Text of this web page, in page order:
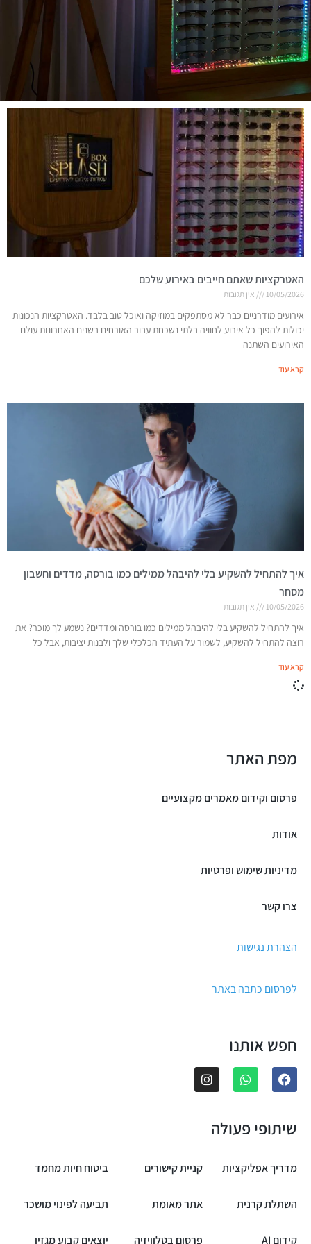
האטרקציות שאתם חייבים באירוע שלכם
10/05/2026 אין תגובות
אירועים מודרניים כבר לא מסתפקים במוזיקה ואוכל טוב בלבד. האטרקציות הנכונות
יכולות להפוך כל אירוע לחוויה בלתי נשכחת עבור האורחים בשנים האחרונות עולם
האירועים השתנה
קרא עוד
איך להתחיל להשקיע בלי להיבהל ממילים כמו בורסה, מדדים וחשבון
מסחר
10/05/2026 אין תגובות
איך להתחיל להשקיע בלי להיבהל ממילים כמו בורסה ומדדים? נשמע לך מוכר? את
רוצה להתחיל להשקיע, לשמור על העתיד הכלכלי שלך ולבנות יציבות, אבל כל
קרא עוד
מפת האתר
פרסום וקידום מאמרים מקצועיים
אודות
מדיניות שימוש ופרטיות
צרו קשר
הצהרת נגישות
לפרסום כתבה באתר
חפש אותנו
שיתופי פעולה
מדריך אפליקציות קניית קישורים ביטוח חיות מחמד
השתלת קרנית אתר מאומת תביעה לפינוי מושכר
קידום AI פרסום בטלוויזיה יוצאים קבוע מגזין